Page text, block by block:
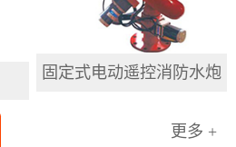
固定式电动遥控消防水炮
更多 +